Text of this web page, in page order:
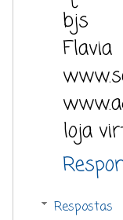
bjs
Flavia
loja
Respostas